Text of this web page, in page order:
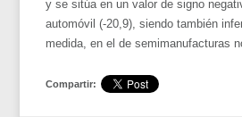
y se sitúa en un valor de signo
automóvil (-20,9), siendo también
medida, en el de semimanufacturas
Compartir: